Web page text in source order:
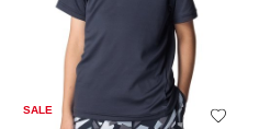
SALE